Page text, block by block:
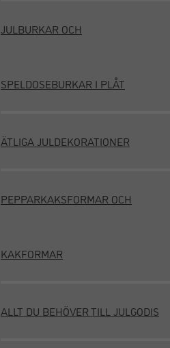
JULBURKAR OCH
SPELDOSEBURKAR I PLÅT
ÄTLIGA JULDEKORATIONER
PEPPARKAKSFORMAR OCH
KAKFORMAR
ALLT DU BEHÖVER TILL JULGODIS